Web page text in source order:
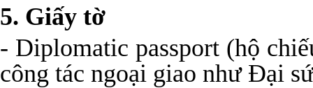
5. Giấy tờ
- Diplomatic passport (hộ
công tác ngoại giao như Đại